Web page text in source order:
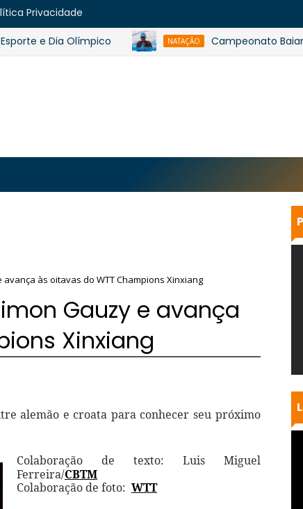
Privacidade
e Dia Olímpico NATAÇÃO Campeonato Baiano de
às oitavas do WTT Champions Xinxiang
Gauzy e avança
Xinxiang
alemão e croata para conhecer seu próximo
Colaboração de texto: Luis Miguel
Ferreira/CBTM
Colaboração de foto: WTT